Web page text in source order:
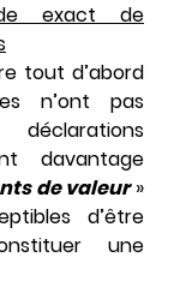
exact de
tout d’abord
n’ont pas
davantage
de valeur»
d’être
une